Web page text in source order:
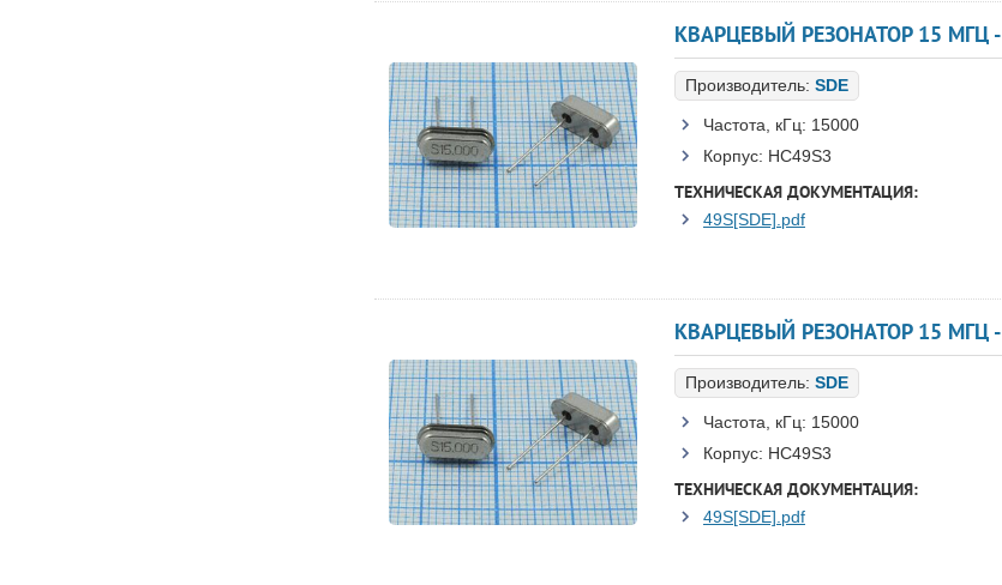
КВАРЦЕВЫЙ РЕЗОНАТОР 15 МГЦ -
Производитель: SDE
Частота, кГц: 15000
Корпус: HC49S3
ТЕХНИЧЕСКАЯ ДОКУМЕНТАЦИЯ:
49S[SDE].pdf
КВАРЦЕВЫЙ РЕЗОНАТОР 15 МГЦ -
Производитель: SDE
Частота, кГц: 15000
Корпус: HC49S3
ТЕХНИЧЕСКАЯ ДОКУМЕНТАЦИЯ:
49S[SDE].pdf